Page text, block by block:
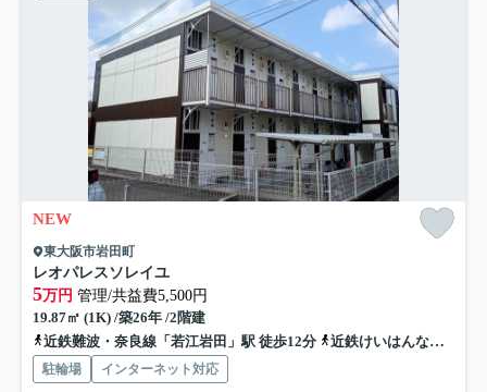
NEW
東大阪市岩田町
レオパレスソレイユ
5万円 管理/共益費5,500円
19.87㎡ (1K) /築26年 /2階建
近鉄難波・奈良線「若江岩田」駅 徒歩12分
近鉄けいはんな線「荒本」駅 徒歩22分
駐輪場 インターネット対応